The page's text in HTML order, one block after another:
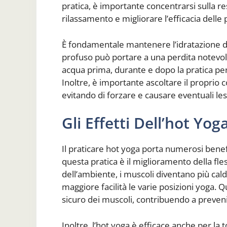
pratica, è importante concentrarsi sulla
rilassamento e migliorare l’efficacia delle
È fondamentale mantenere l’idratazione
profuso può portare a una perdita
acqua prima, durante e dopo la pratica
Inoltre, è importante ascoltare il proprio
evitando di forzare e causare eventuali
Gli Effetti Dell’hot
Il praticare hot yoga porta numerosi
questa pratica è il miglioramento della
dell’ambiente, i muscoli diventano più
maggiore facilità le varie posizioni yoga.
sicuro dei muscoli, contribuendo a